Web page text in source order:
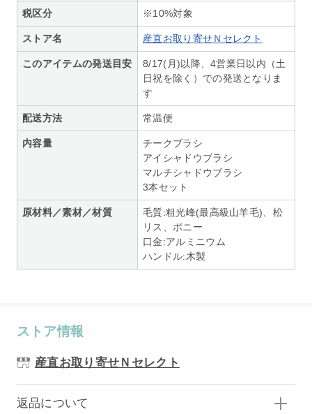
税区分 ※10%対象
ストア名 産直お取り寄せＮセレクト
このアイテムの発送目安
8/17(月)以降、4営業日以内（土
日祝を除く）での発送となりま
す
配送方法 常温便
内容量
チークブラシ
アイシャドウブラシ
マルチシャドウブラシ
3本セット
原材料／素材／材質
毛質:粗光峰(最高級山羊毛)、松
リス、ポニー
口金:アルミニウム
ハンドル:木製
ストア情報
産直お取り寄せＮセレクト
返品について